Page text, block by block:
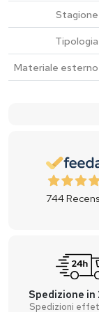
Stagione
Tipologia
Materiale esterno
744
Spedizione in
Spedizioni